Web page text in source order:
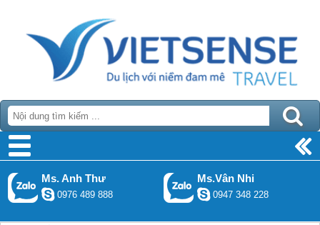
Ms. Anh Thư
0976 489 888
Ms.Vân Nhi
0947 348 228